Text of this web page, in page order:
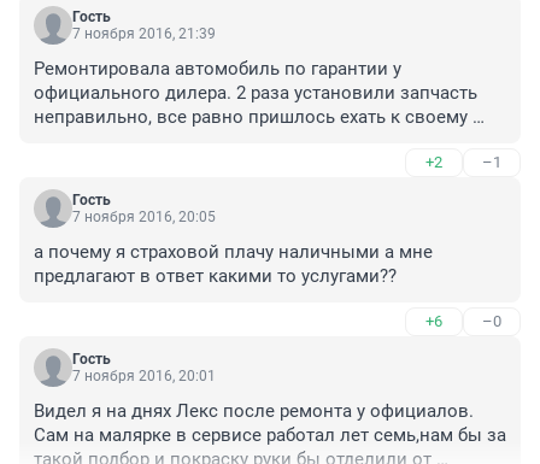
Гость
7 ноября 2016, 21:39
Ремонтировала автомобиль по гарантии у
официального дилера. 2 раза установили запчасть
неправильно, все равно пришлось ехать к своему
не было. Ж..укость неизлечима. А позиционировали
себя ещё, что ремонтируют мерседесы и лексусы, а не
смогли установить на Российскую машину
+2 –1
Гость
7 ноября 2016, 20:05
а почему я страховой плачу наличными а мне
предлагают в ответ какими то услугами??
+6 –0
Гость
7 ноября 2016, 20:01
Видел я на днях Лекс после ремонта у официалов.
Сам на малярке в сервисе работал лет семь,нам бы за
такой подбор и покраску руки бы отделили от